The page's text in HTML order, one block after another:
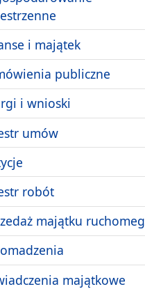
i majątek
publiczne
i wnioski
umów
robót
majątku
majątkowe